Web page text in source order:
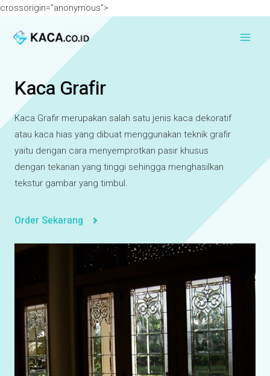
crossorigin="anonymous">
Kaca Grafir
Kaca Grafir merupakan salah satu jenis kaca dekoratif
atau kaca hias yang dibuat menggunakan teknik grafir
yaitu dengan cara menyemprotkan pasir khusus
dengan tekanan yang tinggi sehingga menghasilkan
tekstur gambar yang timbul.
Order Sekarang